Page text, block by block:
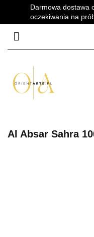
Darmowa dostawa
oczekiwania na
Al Absar Sahra